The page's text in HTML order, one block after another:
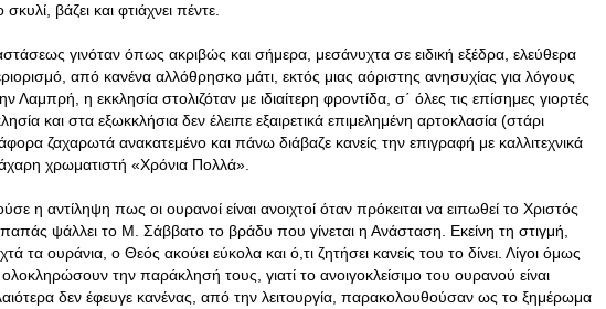
βάζει και φτιάχνει πέντε.
γινόταν όπως ακριβώς και σήμερα, μεσάνυχτα σε ειδική εξέδρα, ελεύθερα
από κανένα αλλόθρησκο μάτι, εκτός μιας αόριστης ανησυχίας για λόγους
Λαμπρή, η εκκλησία στολιζόταν με ιδιαίτερη φροντίδα, σ΄ όλες τις επίσημες γιορτές
και στα εξωκκλήσια δεν έλειπε εξαιρετικά επιμελημένη αρτοκλασία (στάρι
ζαχαρωτά ανακατεμένο και πάνω διάβαζε κανείς την επιγραφή με καλλιτεχνικά
χρωματιστή «Χρόνια Πολλά».
η αντίληψη πως οι ουρανοί είναι ανοιχτοί όταν πρόκειται να ειπωθεί το Χριστός
ψάλλει το Μ. Σάββατο το βράδυ που γίνεται η Ανάσταση. Εκείνη τη στιγμή,
τα ουράνια, ο Θεός ακούει εύκολα και ό,τι ζητήσει κανείς του το δίνει. Λίγοι όμως
την παράκλησή τους, γιατί το ανοιγοκλείσιμο του ουρανού είναι
δεν έφευγε κανένας, από την λειτουργία, παρακολουθούσαν ως το ξημέρωμα